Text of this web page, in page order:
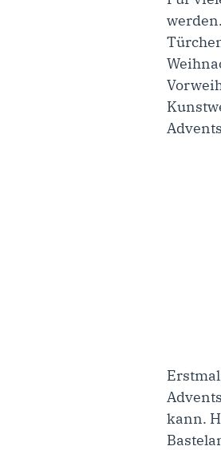
kann.